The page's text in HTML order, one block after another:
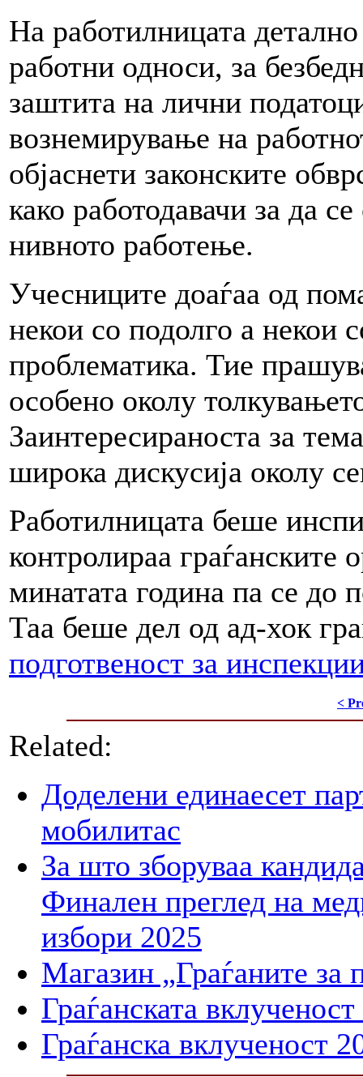
На работилницата
работни односи, за
заштита на лични
вознемирување на
објаснети законските
како работодавачи за да
нивното работење.
Учесниците доаѓаа од
некои со подолго а некои
проблематика. Тие
особено околу
Заинтересираноста за
широка дискусија околу
Работилницата беше
контролираа граѓанските
минатата година па се до
Таа беше дел од ад-хок
подготвеност за
<
Related:
Доделени единаесет
мобилитас
За што зборуваа
Финален преглед на
избори 2025
Магазин „Граѓаните за
Граѓанската
Граѓанска вклученост